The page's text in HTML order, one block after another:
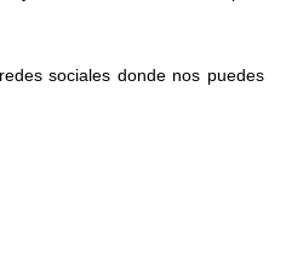
sociales donde nos puedes